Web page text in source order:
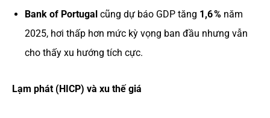
Bank of Portugalcũng dự báo GDP tăng 1,6 %năm
2025, hơi thấp hơn mức kỳ vọng ban đầu nhưng vẫn
cho thấy xu hướng tích cực.
Lạm phát (HICP) và xu thế giá